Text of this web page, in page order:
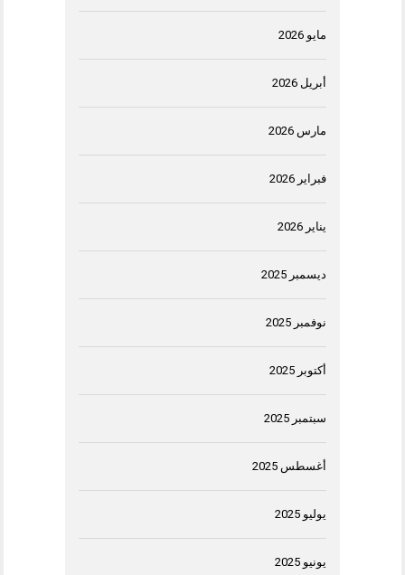
مايو 2026
أبريل 2026
مارس 2026
فبراير 2026
يناير 2026
ديسمبر 2025
نوفمبر 2025
أكتوبر 2025
سبتمبر 2025
أغسطس 2025
يوليو 2025
يونيو 2025